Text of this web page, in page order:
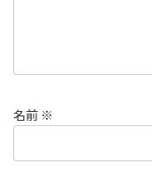
名前 ※